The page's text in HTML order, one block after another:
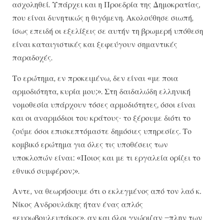
ασχοληθεί. Υπάρχει και η Προεδρία της Δημοκρατίας,
που είναι δυνητικώς η θιγόμενη. Ακολούθησε σιωπή,
ίσως επειδή οι εξελίξεις σε αυτήν τη βρωμερή υπόθεση
είναι καταιγιστικές και ξεφεύγουν σημαντικές
παραδοχές.
Το ερώτημα, εν προκειμένω, δεν είναι «με ποια
αρμοδιότητα, κυρία μου;». Στη δαιδαλώδη ελληνική
νομοθεσία υπάρχουν τόσες αρμοδιότητες, όσοι είναι
και οι αναρμόδιοι του κράτους· το ξέρουμε διότι το
ζούμε όσοι επισκεπτόμαστε δημόσιες υπηρεσίες. Το
κομβικό ερώτημα για όλες τις υποθέσεις των
υποκλοπών είναι: «Ποιος και με τι εργαλεία ορίζει το
εθνικό συμφέρον;».
Αντε, να θεωρήσουμε ότι ο εκλεγμένος από τον λαό κ.
Νίκος Ανδρουλάκης ήταν ένας απλός
«ευρωβουλευτάκος», αν και όλοι γνώριζαν –πλην των